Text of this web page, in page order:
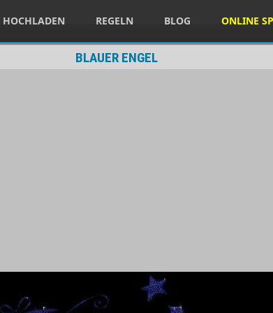
HOCHLADEN REGELN BLOG ONLINE
BLAUER ENGEL